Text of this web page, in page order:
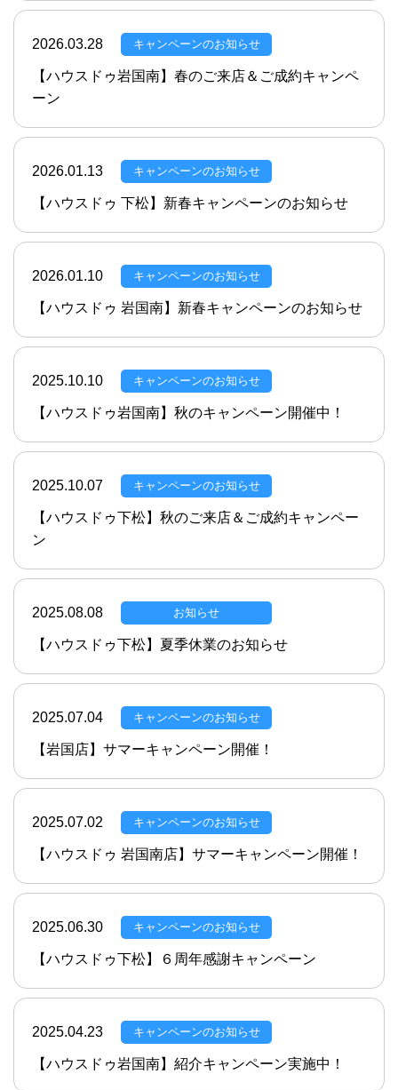
2026.03.28 キャンペーンのお知らせ
【ハウスドゥ岩国南】春のご来店＆ご成約キャンペ
ーン
2026.01.13 キャンペーンのお知らせ
【ハウスドゥ 下松】新春キャンペーンのお知らせ
2026.01.10 キャンペーンのお知らせ
【ハウスドゥ 岩国南】新春キャンペーンのお知らせ
2025.10.10 キャンペーンのお知らせ
【ハウスドゥ岩国南】秋のキャンペーン開催中！
2025.10.07 キャンペーンのお知らせ
【ハウスドゥ下松】秋のご来店＆ご成約キャンペー
ン
2025.08.08 お知らせ
【ハウスドゥ下松】夏季休業のお知らせ
2025.07.04 キャンペーンのお知らせ
【岩国店】サマーキャンペーン開催！
2025.07.02 キャンペーンのお知らせ
【ハウスドゥ 岩国南店】サマーキャンペーン開催！
2025.06.30 キャンペーンのお知らせ
【ハウスドゥ下松】６周年感謝キャンペーン
2025.04.23 キャンペーンのお知らせ
【ハウスドゥ岩国南】紹介キャンペーン実施中！